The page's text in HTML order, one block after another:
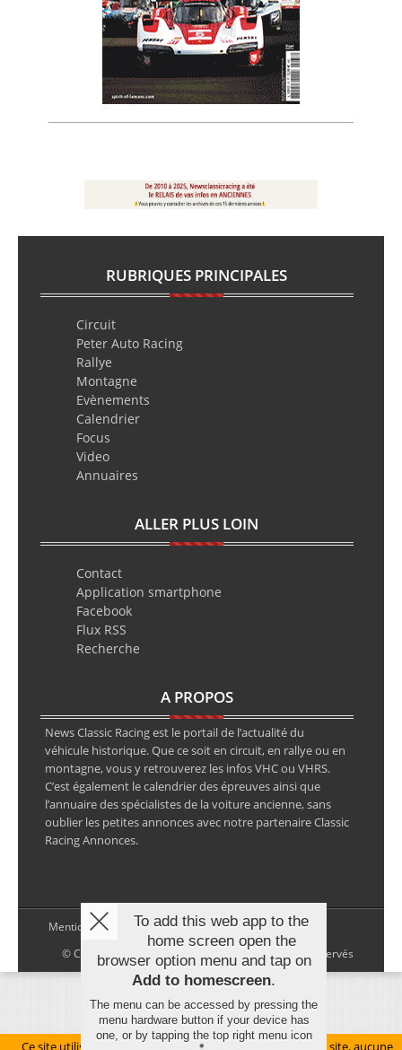
RUBRIQUES PRINCIPALES
Circuit
Peter Auto Racing
Rallye
Montagne
Evènements
Calendrier
Focus
Video
Annuaires
ALLER PLUS LOIN
Contact
Application smartphone
Facebook
Flux RSS
Recherche
A PROPOS
News Classic Racing est le portail de l’actualité du
véhicule historique. Que ce soit en circuit, en rallye ou en
montagne, vous y retrouverez les infos VHC ou VHRS.
C’est également le calendrier des épreuves ainsi que
l’annuaire des spécialistes de la voiture ancienne, sans
oublier les petites annonces avec notre partenaire Classic
Racing Annonces.
Mentions légales
© Copyright 2026 NewsClassicRacing, tous droits réservés
Ce site utilise des cookies pour le bon fonctionnement du site, aucune
To add this web app to the
home screen open the
browser option menu and tap on
Add to homescreen.
The menu can be accessed by pressing the
menu hardware button if your device has
one, or by tapping the top right menu icon